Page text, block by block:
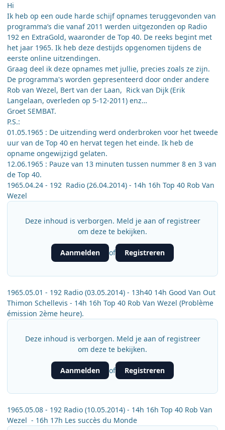
Hi
Ik heb op een oude harde schijf opnames teruggevonden van
programma’s die vanaf 2011 werden uitgezonden op Radio
192 en ExtraGold, waaronder de Top 40. De reeks begint met
het jaar 1965. Ik heb deze destijds opgenomen tijdens de
eerste online uitzendingen.
Graag deel ik deze opnames met jullie, precies zoals ze zijn.
De programma's worden gepresenteerd door onder andere
Rob van Wezel, Bert van der Laan, Rick van Dijk (Erik
Langelaan, overleden op 5-12-2011) enz…
Groet SEMBAT.
P.S.:
01.05.1965 : De uitzending werd onderbroken voor het tweede
uur van de Top 40 en hervat tegen het einde. Ik heb de
opname ongewijzigd gelaten.
12.06.1965 : Pauze van 13 minuten tussen nummer 8 en 3 van
de Top 40.
1965.04.24 - 192 Radio (26.04.2014) - 14h 16h Top 40 Rob Van
Wezel
Deze inhoud is verborgen. Meld je aan of registreer
om deze te bekijken.
Aanmelden of Registreren
1965.05.01 - 192 Radio (03.05.2014) - 13h40 14h Good Van Out
Thimon Schellevis - 14h 16h Top 40 Rob Van Wezel (Problème
émission 2ème heure).
Deze inhoud is verborgen. Meld je aan of registreer
om deze te bekijken.
Aanmelden of Registreren
1965.05.08 - 192 Radio (10.05.2014) - 14h 16h Top 40 Rob Van
Wezel - 16h 17h Les succès du Monde